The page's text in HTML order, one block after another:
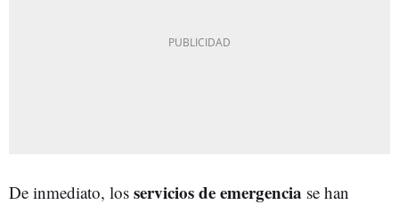
De inmediato, los servicios de emergencia se han